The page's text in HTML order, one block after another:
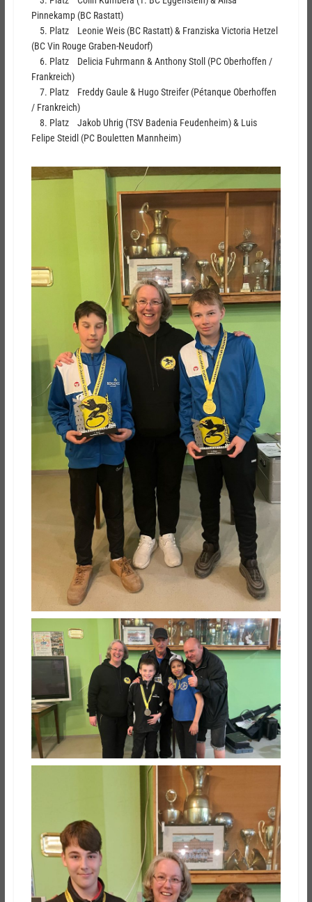
Pinnekamp (BC Rastatt)
5. Platz Leonie Weis (BC Rastatt) & Franziska Victoria Hetzel
(BC Vin Rouge Graben-Neudorf)
6. Platz Delicia Fuhrmann & Anthony Stoll (PC Oberhoffen /
Frankreich)
7. Platz Freddy Gaule & Hugo Streifer (Pétanque Oberhoffen
/ Frankreich)
8. Platz Jakob Uhrig (TSV Badenia Feudenheim) & Luis
Felipe Steidl (PC Bouletten Mannheim)